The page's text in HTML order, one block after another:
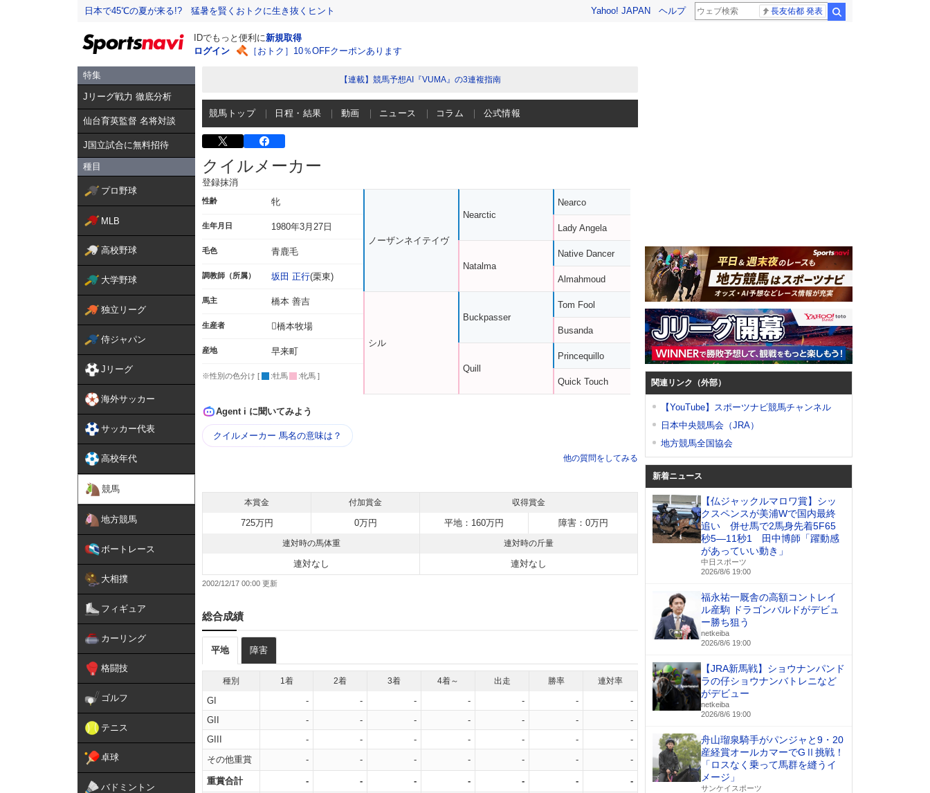
日本で45℃の夏が来る!? 猛暑を賢くおトクに生き抜くヒント Yahoo! JAPAN ヘルプ 長友佑都 発表
IDでもっと便利に新規取得
ログイン
［おトク］10％OFFクーポンあります
特集
Jリーグ戦力 徹底分析
仙台育英監督 名将対談
J国立試合に無料招待
種目
プロ野球
MLB
高校野球
大学野球
独立リーグ
侍ジャパン
Jリーグ
海外サッカー
サッカー代表
高校年代
競馬
地方競馬
ボートレース
大相撲
フィギュア
カーリング
格闘技
ゴルフ
テニス
卓球
バドミントン
【連載】競馬予想AI『VUMA』の3連複指南
競馬トップ 日程・結果 動画 ニュース コラム 公式情報
クイルメーカー
登録抹消
性齢 牝
生年月日 1980年3月27日
毛色 青鹿毛
調教師（所属） 坂田 正行(栗東)
馬主 橋本 善吉
生産者 橋本牧場
産地 早来町
※性別の色分け [ :牡馬 :牝馬 ]
ノーザンネイテイヴ
シル
Nearctic
Natalma
Buckpasser
Quill
Nearco
Lady Angela
Native Dancer
Almahmoud
Tom Fool
Busanda
Princequillo
Quick Touch
Agent i に聞いてみよう
クイルメーカー 馬名の意味は？
他の質問をしてみる
本賞金 付加賞金 収得賞金
725万円 0万円 平地：160万円 障害：0万円
連対時の馬体重 連対時の斤量
連対なし 連対なし
2002/12/17 00:00
総合成績
平地 障害
種別 1着 2着 3着 4着～ 出走 勝率 連対率
GI - - - - - -
-
GII
- - - - - -
-
GIII
- - - - - -
-
その他重賞
- - - - - - -
重賞合計 - - - - - - -
関連リンク（外部）
【YouTube】スポーツナビ競馬チャンネル
日本中央競馬会（JRA）
地方競馬全国協会
新着ニュース
【仏ジャックルマロワ賞】シッ
クスペンスが美浦Wで国内最終
追い 併せ馬で2馬身先着5F65
秒5―11秒1 田中博師「躍動感
があっていい動き」
中日スポーツ
2026/8/6 19:00
福永祐一厩舎の高額コントレイ
ル産駒 ドラゴンバルドがデビュ
ー勝ち狙う
netkeiba
2026/8/6 19:00
【JRA新馬戦】ショウナンパンド
ラの仔ショウナンバトレニなど
がデビュー
netkeiba
2026/8/6 19:00
舟山瑠泉騎手がパンジャと9・20
産経賞オールカマーでGⅡ挑戦！
「ロスなく乗って馬群を縫うイ
メージ」
サンケイスポーツ